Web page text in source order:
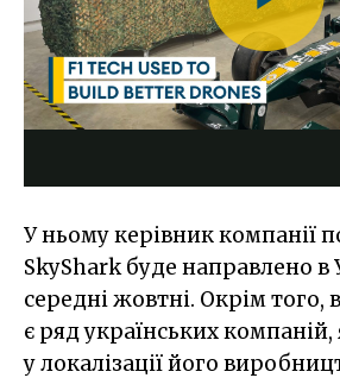
У ньому керівник компанії
SkyShark буде направлено в
середні жовтні. Окрім того,
є ряд українських компаній,
у локалізації його